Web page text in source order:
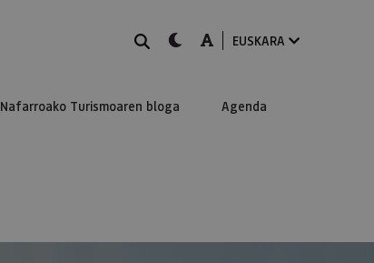
BILATUdark-mode
A-modeEUSKARA
Nafarroako Turismoaren bloga Agenda